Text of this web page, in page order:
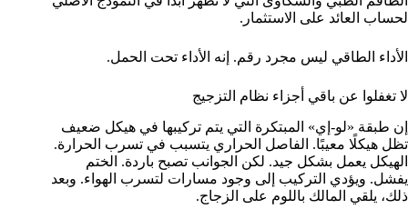
لحساب العائد على الاستثمار.
الأداء الطاقي ليس مجرد رقم. إنه الأداء تحت الحمل.
لا تغفلوا عن باقي أجزاء نظام التزجيج
إن طبقة «لو-إي» المبتكرة التي يتم تركيبها في هيكل ضعيف
تظل هيكلًا معيبًا. الفاصل الحراري يتسبب في تسرب الحرارة.
الهيكل يعمل بشكل جيد. لكن الجوانب تصبح باردة. الختم
يفشل. ويؤدي التركيب إلى وجود مسارات لتسرب الهواء. وبعد
ذلك، يلقي المالك باللوم على الزجاج.